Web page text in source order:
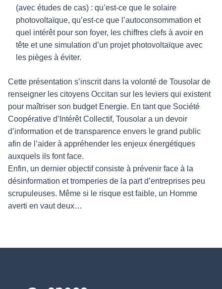
(avec études de cas) : qu’est-ce que le solaire
photovoltaïque, qu’est-ce que l’autoconsommation et
quel intérêt pour son foyer, les chiffres clefs à avoir en
tête et une simulation d’un projet photovoltaïque avec
les pièges à éviter.
Cette présentation s’inscrit dans la volonté de Tousolar de
renseigner les citoyens Occitan sur les leviers qui existent
pour maîtriser son budget Energie. En tant que Société
Coopérative d’Intérêt Collectif, Tousolar a un devoir
d’information et de transparence envers le grand public
afin de l’aider à appréhender les enjeux énergétiques
auxquels ils font face.
Enfin, un dernier objectif consiste à prévenir face à la
désinformation et tromperies de la part d’entreprises peu
scrupuleuses. Même si le risque est faible, un Homme
averti en vaut deux…